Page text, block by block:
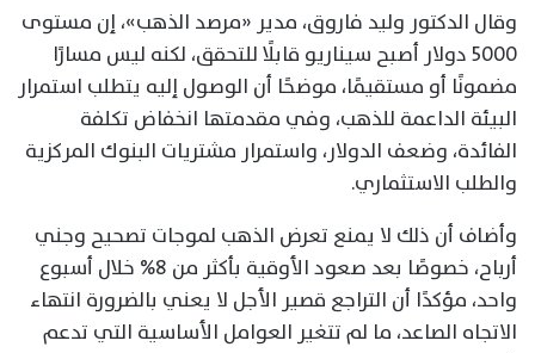
وقال الدكتور وليد فاروق، مدير «مرصد الذهب»، إن مستوى
5000 دولار أصبح سيناريو قابلًا للتحقق، لكنه ليس مسارًا
مضمونًا أو مستقيمًا، موضحًا أن الوصول إليه يتطلب استمرار
البيئة الداعمة للذهب، وفي مقدمتها انخفاض تكلفة
الفائدة، وضعف الدولار، واستمرار مشتريات البنوك المركزية
والطلب الاستثماري.
وأضاف أن ذلك لا يمنع تعرض الذهب لموجات تصحيح وجني
أرباح، خصوصًا بعد صعود الأوقية بأكثر من 8% خلال أسبوع
واحد، مؤكدًا أن التراجع قصير الأجل لا يعني بالضرورة انتهاء
الاتجاه الصاعد، ما لم تتغير العوامل الأساسية التي تدعم